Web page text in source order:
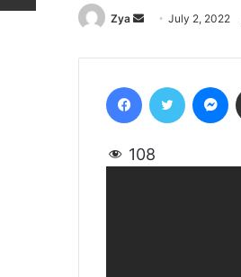
Zya
Send
email
July 2, 2022
108